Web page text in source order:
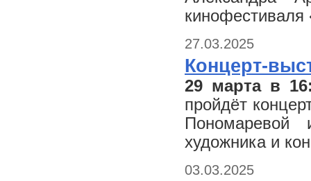
кинофестиваля
27.03.2025
Концерт-
29 марта в
пройдёт
Пономаревой
художника и
03.03.2025